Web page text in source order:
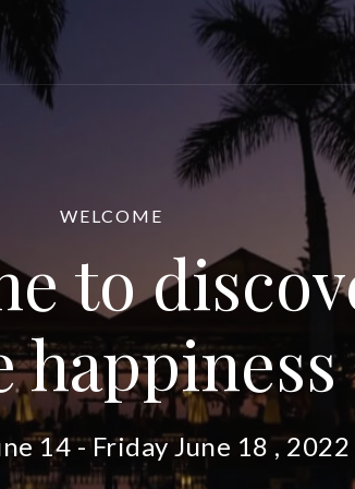
WELCOME
to
happiness
14 - Friday June 18 , 2022